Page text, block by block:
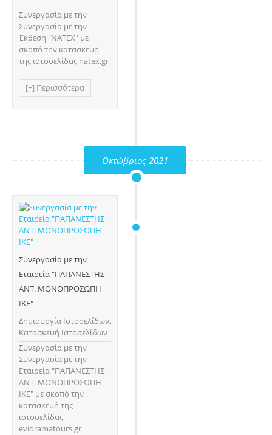
Συνεργασία με την
Συνεργασία με την
Έκθεση "NATEX" με
σκοπό την κατασκευή
της ιστοσελίδας natex.gr
[+] Περισσότερα
Οκτώβριος 2021
Συνεργασία με την
Εταιρεία "ΠΑΠΑΝΕΣΤΗΣ
ΑΝΤ. ΜΟΝΟΠΡΟΣΩΠΗ
ΙΚΕ"
Δημιουργία Ιστοσελίδων,
Κατασκευή Ιστοσελίδων
Συνεργασία με την
Συνεργασία με την
Εταιρεία "ΠΑΠΑΝΕΣΤΗΣ
ΑΝΤ. ΜΟΝΟΠΡΟΣΩΠΗ
ΙΚΕ" με σκοπό την
κατασκευή της
ιστοσελίδας
evioramatours.gr